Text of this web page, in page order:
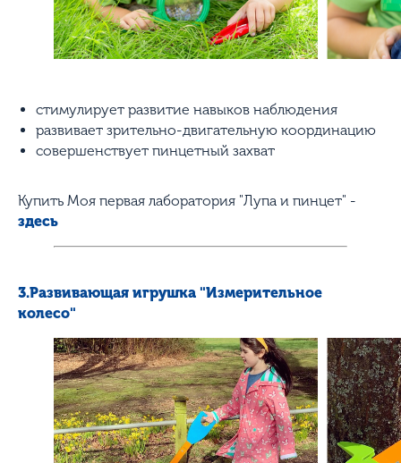
стимулирует развитие навыков наблюдения
развивает зрительно-двигательную координацию
совершенствует пинцетный захват
Купить Моя первая лаборатория "Лупа и пинцет" -
здесь
3.Развивающая игрушка "Измерительное
колесо"